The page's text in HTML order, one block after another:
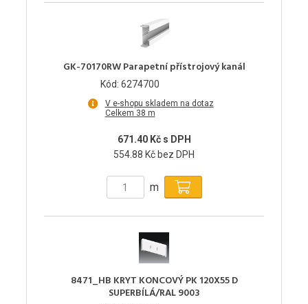
GK-70170RW Parapetní přístrojový kanál
Kód: 6274700
V e-shopu skladem na dotaz
Celkem 38 m
671.40 Kč s DPH
554.88 Kč bez DPH
m
8471_HB KRYT KONCOVÝ PK 120X55 D
SUPERBÍLÁ/RAL 9003